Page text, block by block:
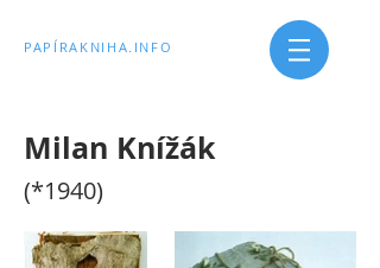
PAPÍRAKNIHA.INFO
Milan Knížák
(*1940)